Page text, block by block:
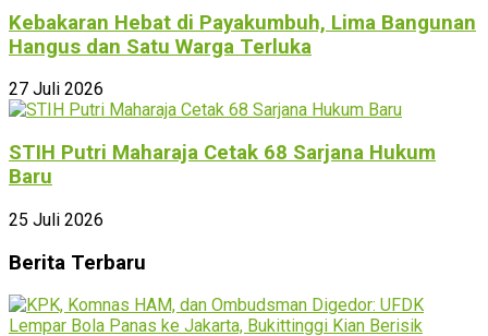
Kebakaran Hebat di Payakumbuh, Lima Bangunan
Hangus dan Satu Warga Terluka
27 Juli 2026
STIH Putri Maharaja Cetak 68 Sarjana Hukum
Baru
25 Juli 2026
Berita Terbaru